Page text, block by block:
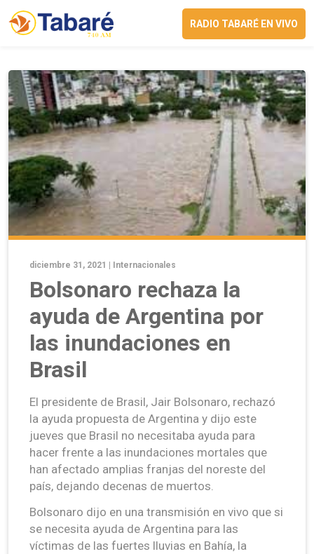
RADIO TABARÉ EN VIVO
diciembre 31, 2021 | Internacionales
Bolsonaro rechaza la
ayuda de Argentina por
las inundaciones en
Brasil
El presidente de Brasil, Jair Bolsonaro, rechazó
la ayuda propuesta de Argentina y dijo este
jueves que Brasil no necesitaba ayuda para
hacer frente a las inundaciones mortales que
han afectado amplias franjas del noreste del
país, dejando decenas de muertos.
Bolsonaro dijo en una transmisión en vivo que si
se necesita ayuda de Argentina para las
víctimas de las fuertes lluvias en Bahía, la